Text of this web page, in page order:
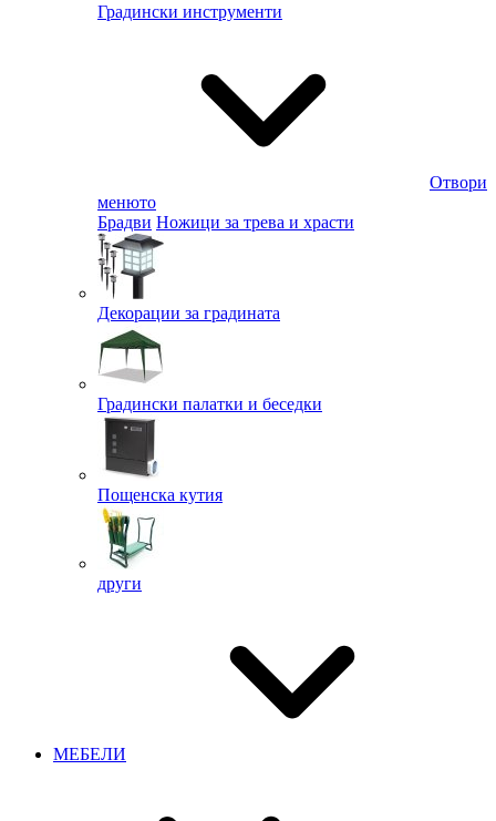
Градински инструменти
Отвори
менюто
Брадви Ножици за трева и храсти
Декорации за градината
Градински палатки и беседки
Пощенска кутия
други
МЕБЕЛИ